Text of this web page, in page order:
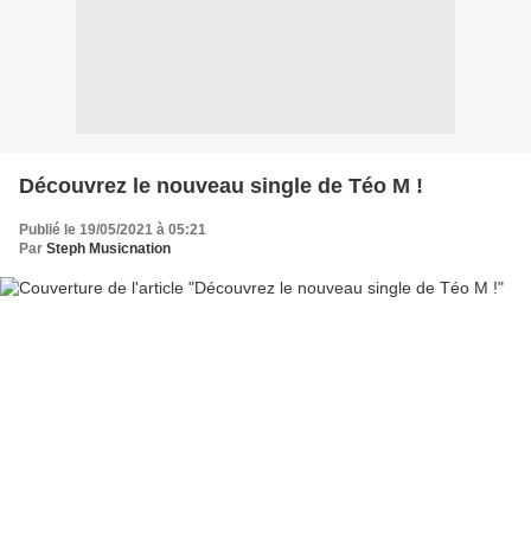
Découvrez le nouveau single de Téo M !
Publié le 19/05/2021 à 05:21
Par Steph Musicnation